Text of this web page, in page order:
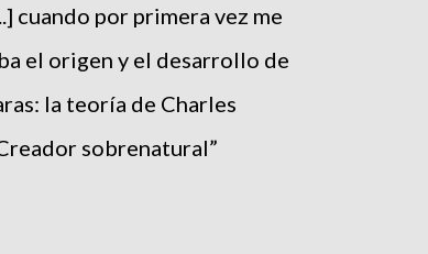
cuando por primera vez me
el origen y el desarrollo de
la teoría de Charles
sobrenatural”